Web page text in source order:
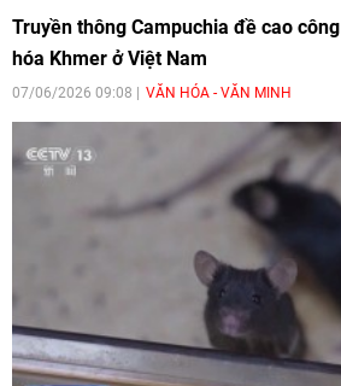
Truyền thông Campuchia đề cao
hóa Khmer ở Việt Nam
07/06/2026 09:08 VĂN HÓA - VĂN MINH